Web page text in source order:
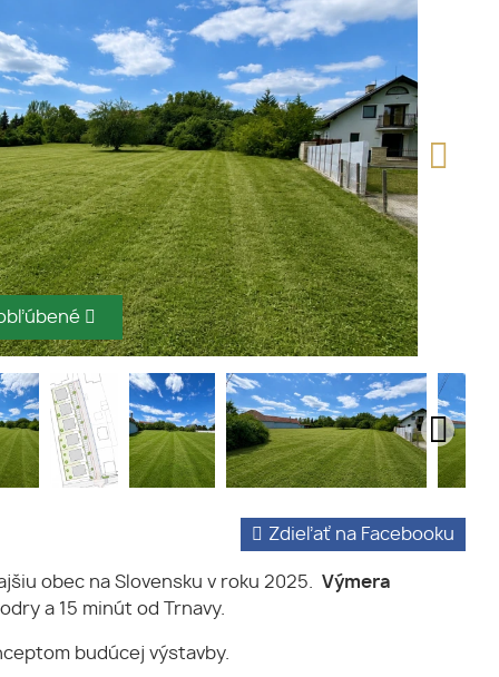
Zdieľať na Facebooku
obec na Slovensku v roku 2025. Výmera
a 15 minút od Trnavy.
budúcej výstavby.